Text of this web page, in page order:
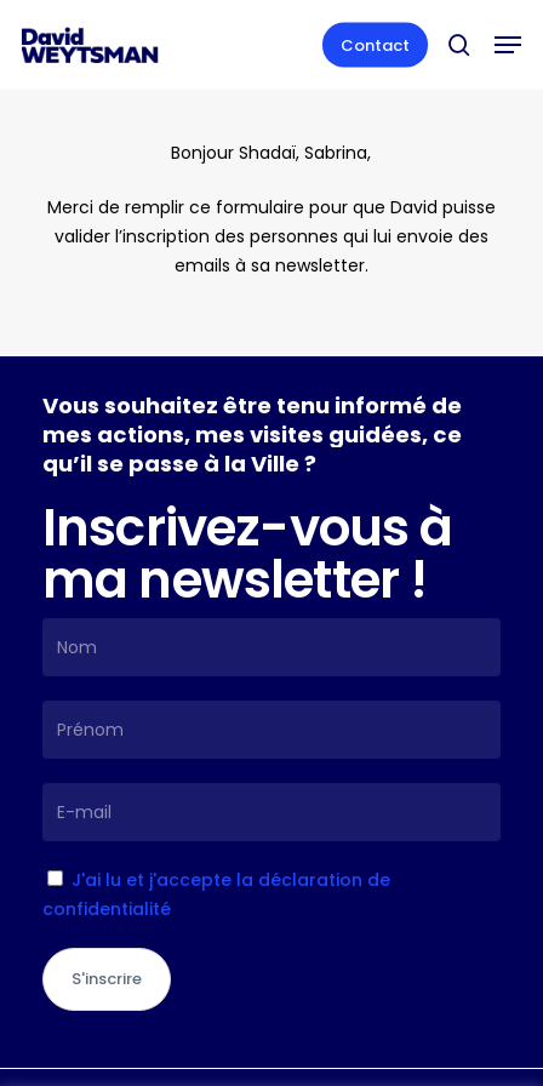
Contact search
Bonjour Shadaï, Sabrina,
Merci de remplir ce formulaire pour que David puisse
valider l’inscription des personnes qui lui envoie des
emails à sa newsletter.
Vous souhaitez être tenu informé de
mes actions, mes visites guidées, ce
qu’ilse passe à la Ville?
Inscrivez-vous à
ma newsletter !
J'ai lu et j'accepte la déclaration de
confidentialité
S'inscrire